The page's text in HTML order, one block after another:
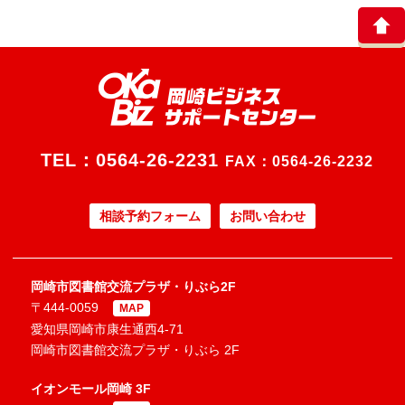
TEL： 0564-26-2231 FAX：0564-26-2232
相談予約フォーム お問い合わせ
岡崎市図書館交流プラザ・りぶら2F
〒444-0059
MAP
愛知県岡崎市康生通西4-71
岡崎市図書館交流プラザ・りぶら 2F
イオンモール岡崎 3F